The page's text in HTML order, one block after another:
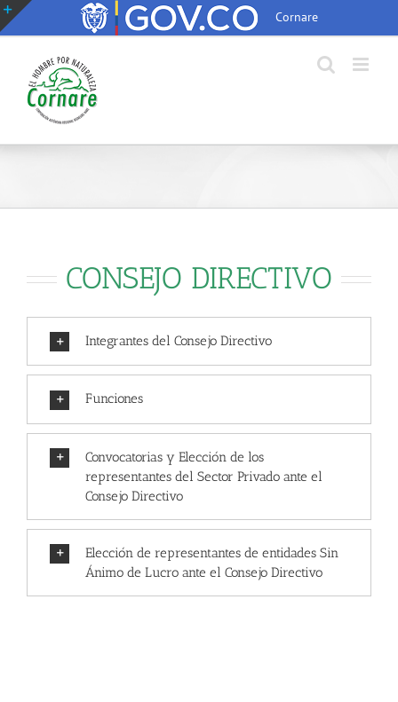
Saltar
al
Cornare
CONSEJO DIRECTIVO
Integrantes del Consejo Directivo
Funciones
Convocatorias y Elección de los
representantes del Sector Privado ante el
Consejo Directivo
Elección de representantes de entidades Sin
Ánimo de Lucro ante el Consejo Directivo
Toggle